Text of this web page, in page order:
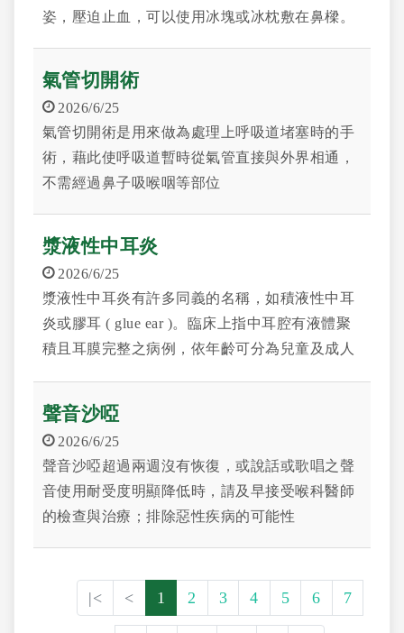
姿，壓迫止血，可以使用冰塊或冰枕敷在鼻樑。
氣管切開術
2026/6/25
氣管切開術是用來做為處理上呼吸道堵塞時的手
術，藉此使呼吸道暫時從氣管直接與外界相通，
不需經過鼻子吸喉咽等部位
漿液性中耳炎
2026/6/25
漿液性中耳炎有許多同義的名稱，如積液性中耳
炎或膠耳 ( glue ear )。臨床上指中耳腔有液體聚
積且耳膜完整之病例，依年齡可分為兒童及成人
聲音沙啞
2026/6/25
聲音沙啞超過兩週沒有恢復，或說話或歌唱之聲
音使用耐受度明顯降低時，請及早接受喉科醫師
的檢查與治療；排除惡性疾病的可能性
|< < 1 2 3 4 5 6 7